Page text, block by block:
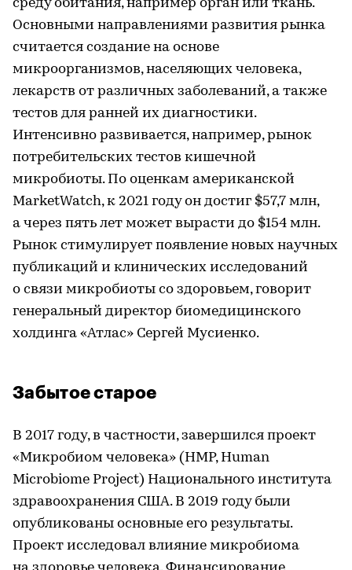
среду обитания, например орган или ткань.
Основными направлениями развития рынка
считается создание на основе
микроорганизмов, населяющих человека,
лекарств от различных заболеваний, а также
тестов для ранней их диагностики.
Интенсивно развивается, например, рынок
потребительских тестов кишечной
микробиоты. По оценкам американской
MarketWatch, к 2021 году он достиг $57,7 млн,
а через пять лет может вырасти до $154 млн.
Рынок стимулирует появление новых научных
публикаций и клинических исследований
о связи микробиоты со здоровьем, говорит
генеральный директор биомедицинского
холдинга «Атлас» Сергей Мусиенко.
Забытое старое
В 2017 году, в частности, завершился проект
«Микробиом человека» (HMP, Human
Microbiome Project) Национального института
здравоохранения США. В 2019 году были
опубликованы основные его результаты.
Проект исследовал влияние микробиома